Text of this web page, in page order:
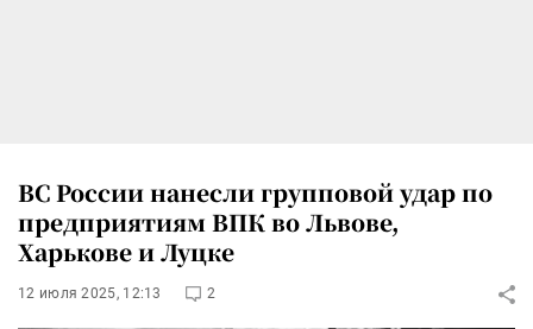
ВС России нанесли групповой удар по
предприятиям ВПК во Львове,
Харькове и Луцке
12 июля 2025, 12:13 2